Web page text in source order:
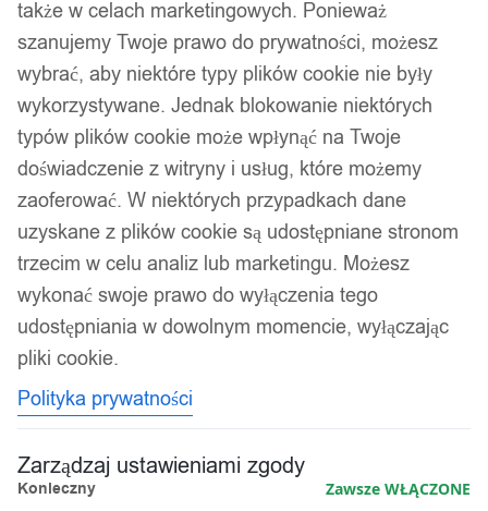
Akcesoria wędkarskie
Psy i koty
Kuchnia
Łazienka
Dekoracje i ozdoby
Drukarki do etykiet
Strona główna/ Elektronika/Monitory komputerowe/ Monitory
Monitory
Wyświetlanie jednego wyniku
Kolejność
także w celach marketingowych. Ponieważ
szanujemy Twoje prawo do prywatności, możesz
wybrać, aby niektóre typy plików cookie nie były
wykorzystywane. Jednak blokowanie niektórych
typów plików cookie może wpłynąć na Twoje
doświadczenie z witryny i usług, które możemy
zaoferować. W niektórych przypadkach dane
uzyskane z plików cookie są udostępniane stronom
trzecim w celu analiz lub marketingu. Możesz
wykonać swoje prawo do wyłączenia tego
udostępniania w dowolnym momencie, wyłączając
pliki cookie.
Polityka prywatności
Zarządzaj ustawieniami zgody
Konieczny Zawsze WŁĄCZONE